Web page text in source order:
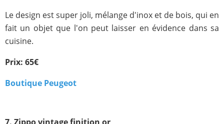
Le design est super joli, mélange d'inox et de bois, qui en
fait un objet que l'on peut laisser en évidence dans sa
cuisine.
Prix: 65€
Boutique Peugeot